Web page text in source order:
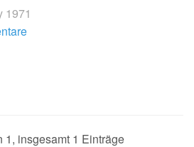
1971
1, insgesamt 1 Einträge